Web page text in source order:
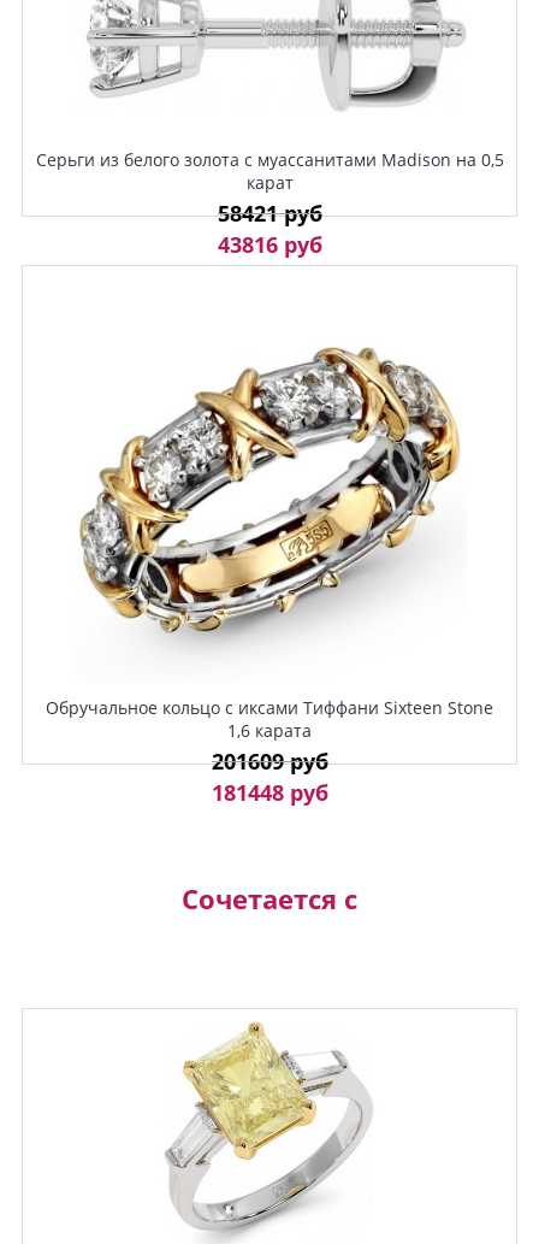
Серьги из белого золота с муассанитами Madison на 0,5
карат
58421 руб
43816 руб
Обручальное кольцо с иксами Тиффани Sixteen Stone
1,6 карата
201609 руб
181448 руб
Сочетается с